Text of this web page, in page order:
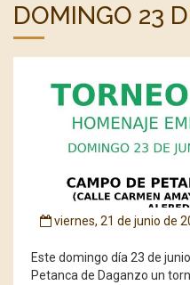
DOMINGO 23
viernes, 21 de junio de
Este domingo día 23 de
Petanca de Daganzo un